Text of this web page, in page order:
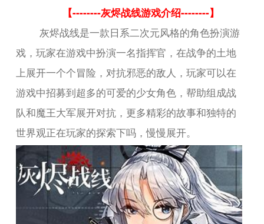
【--------灰烬战线游戏介绍--------】
灰烬战线是一款日系二次元风格的角色扮演游
戏，玩家在游戏中扮演一名指挥官，在战争的土地
上展开一个个冒险，对抗邪恶的敌人，玩家可以在
游戏中招募到超多的可爱的少女角色，帮助组成战
队和魔王大军展开对抗，更多精彩的故事和独特的
世界观正在玩家的探索下吗，慢慢展开。